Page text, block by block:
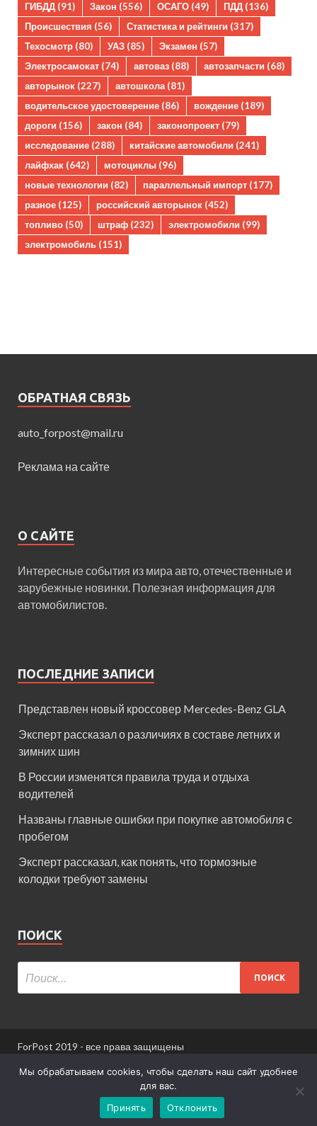
ГИБДД (91) Закон (556) ОСАГО (49) ПДД (136)
Происшествия (56) Статистика и рейтинги (317)
Техосмотр (80) УАЗ (85) Экзамен (57)
Электросамокат (74) автоваз (88) автозапчасти (68)
авторынок (227) автошкола(81)
водительское удостоверение (86) вождение (189)
дороги (156) закон (84) законопроект (79)
исследование (288) китайские автомобили (241)
лайфхак (642) мотоциклы (96)
новые технологии (82) параллельный импорт (177)
разное (125) российский авторынок (452)
топливо (50) штраф (232) электромобили (99)
электромобиль (151)
ОБРАТНАЯ СВЯЗЬ
auto_forpost@mail.ru
Реклама на сайте
О САЙТЕ
Интересные события из мира авто, отечественные и
зарубежные новинки. Полезная информация для
автомобилистов.
ПОСЛЕДНИЕ ЗАПИСИ
Представлен новый кроссовер Mercedes-Benz GLA
Эксперт рассказал о различиях в составе летних и
зимних шин
В России изменятся правила труда и отдыха
водителей
Названы главные ошибки при покупке автомобиля с
пробегом
Эксперт рассказал, как понять, что тормозные
колодки требуют замены
ПОИСК
ForPost 2019 - все права защищены
При использовании материалов сайта ссылка
Информация для пользователей сайта
Мы обрабатываем cookies, чтобы сделать наш сайт удобнее
для вас.
Принять
Отклонить